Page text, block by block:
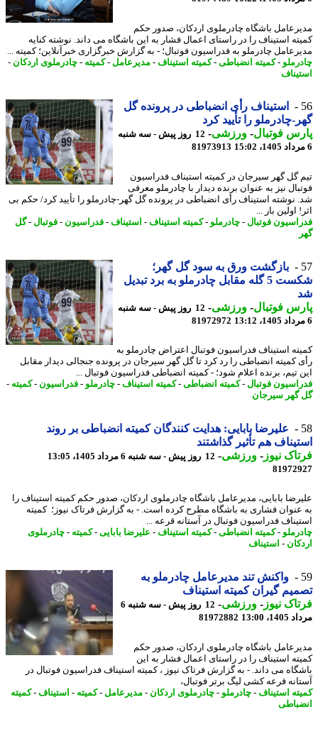
باشگاه چادرملوی اردکان، صدور حکم
استیناف را در راستای اعمال فشار به این باشگاه می داند. نوشته کنایه
چادرملو به فدراسیون فوتبال؛ - به گزارش خبرگزاری خبرآنلاین؛ کمیته ...
-کمیته انضباطی-کمیته استیناف-مدیرعامل-کمیته-چادرملوی اردکان-
استیناف رأی انضباطی در پرونده گل
چادرملو را تأیید کرد
فوتبال-ورزشی-
12 روز پیش - سه شنبه
81973913
گل گهر سیرجان در کمیته استیناف فدراسیون
نیز به عنوان برنده دیدار با چادرملو معرفی
نوشته استیناف رأی انضباطی در پرونده گل گهر-چادرملو را تأیید کرد/ حکم بی
اولین بار ...
فوتبال-چادرملو-کمیته استیناف-استیناف-فدراسیون-فوتبال-گل
بازگشت ورق به سود گل گهر؛
شکست 5 گله مقابل چادرملو به برد تبدیل
فوتبال-ورزشی-
12 روز پیش - سه شنبه
81972972
استیناف فدراسیون فوتبال اعتراض چادرملو به
کمیته انضباطی را رد کرد تا گل گهر سیرجان در پرونده جنجالی دیدار مقابل
تیم، برنده اعلام شود؛ - کمیته انضباطی فدراسیون فوتبال ...
فوتبال-کمیته انضباطی-کمیته استیناف-چادرملو-فدراسیون-کمیته-
سیرجان
علیرضا بابایی: هدایت کنندگان کمیته انضباطی بر روند
هم تأثیر گذاشتند
نیوز-ورزشی-12 روز پیش - سه شنبه 6 مرداد 1405، 13:05
بابایی، مدیرعامل باشگاه چادرملوی اردکان، صدور حکم کمیته استیناف را
فشاری به باشگاه مطرح کرده است. - به گزارش فرتاک نیوز؛ کمیته
فدراسیون فوتبال در آستانه قرعه ...
-کمیته انضباطی-کمیته استیناف-علیرضا بابایی-کمیته-چادرملوی
-استیناف
واکنش تند مدیرعامل چادرملو به
گیران کمیته استیناف
نیوز-ورزشی-
12 روز پیش - سه شنبه 6
13:00
81972882
باشگاه چادرملوی اردکان، صدور حکم
استیناف را در راستای اعمال فشار به این
می داند. - به گزارش فرتاک نیوز ، کمیته استیناف فدراسیون فوتبال در
قرعه کشی لیگ برتر فوتبال،
استیناف-چادرملو-چادرملوی اردکان-مدیرعامل-کمیته-استیناف-کمیته